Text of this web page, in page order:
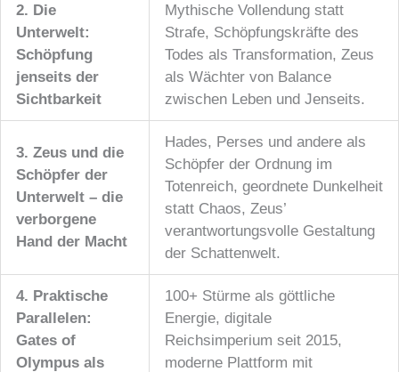
2. Die
Unterwelt:
Schöpfung
jenseits der
Sichtbarkeit
Mythische Vollendung statt
Strafe, Schöpfungskräfte des
Todes als Transformation, Zeus
als Wächter von Balance
zwischen Leben und Jenseits.
3. Zeus und die
Schöpfer der
Unterwelt – die
verborgene
Hand der Macht
Hades, Perses und andere als
Schöpfer der Ordnung im
Totenreich, geordnete Dunkelheit
statt Chaos, Zeus’
verantwortungsvolle Gestaltung
der Schattenwelt.
4. Praktische
Parallelen:
Gates of
Olympus als
100+ Stürme als göttliche
Energie, digitale
Reichsimperium seit 2015,
moderne Plattform mit